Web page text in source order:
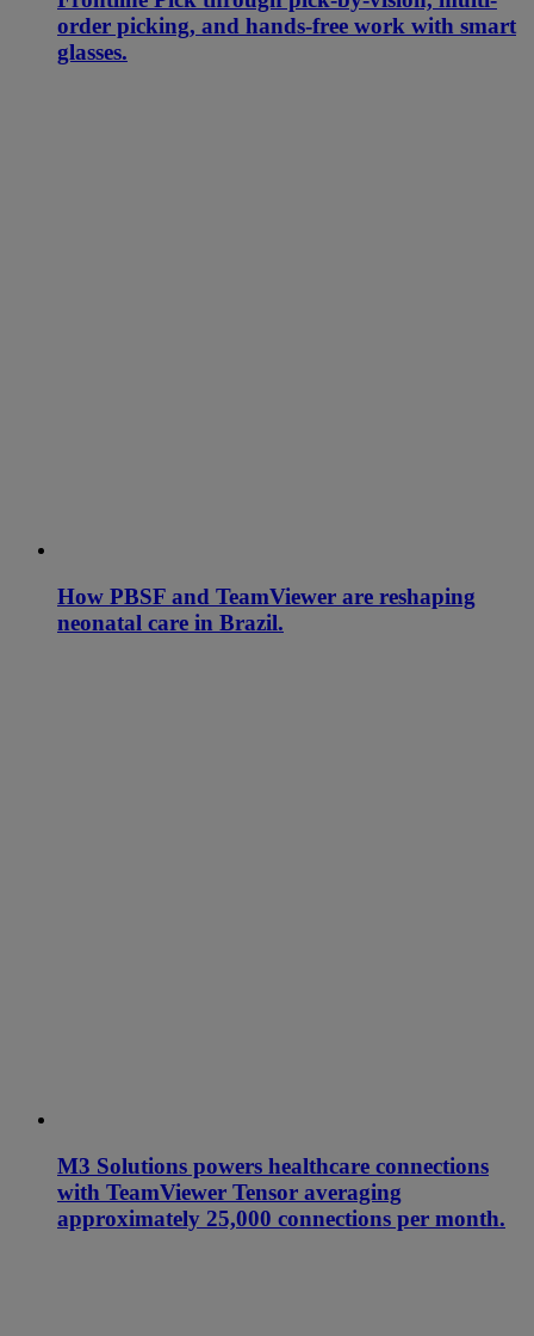
order picking, and hands-free work with smart
glasses.
How PBSF and TeamViewer are reshaping
neonatal care in Brazil.
M3 Solutions powers healthcare connections
with TeamViewer Tensor averaging
approximately 25,000 connections per month.